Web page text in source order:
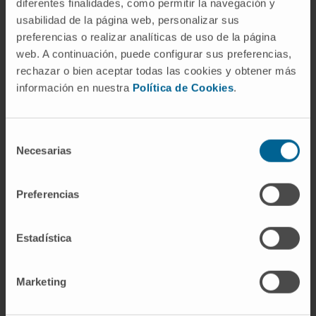
diferentes finalidades, como permitir la navegación y
usabilidad de la página web, personalizar sus
preferencias o realizar analíticas de uso de la página
web. A continuación, puede configurar sus preferencias,
rechazar o bien aceptar todas las cookies y obtener más
información en nuestra Política de Cookies.
Necesarias
Preferencias
Estadística
Marketing
Navarra y en la docencia de Postgrado en el
Master en atención farmacéutica en
geriatría de la Facultad de Farmacia de la
Universidad de Navarra.
Director de trabajos de Fin de Grado en la
Navarra.
En investigación
nacionales e internacionales.